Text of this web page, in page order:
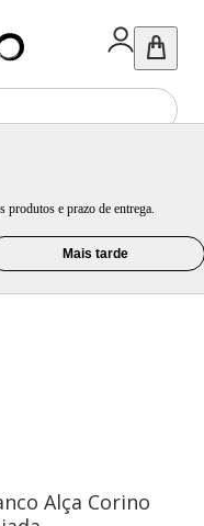
e prazo de entrega.
Mais tarde
Adnet Branco Alça Corino 60cm Redondo
Alça Corino